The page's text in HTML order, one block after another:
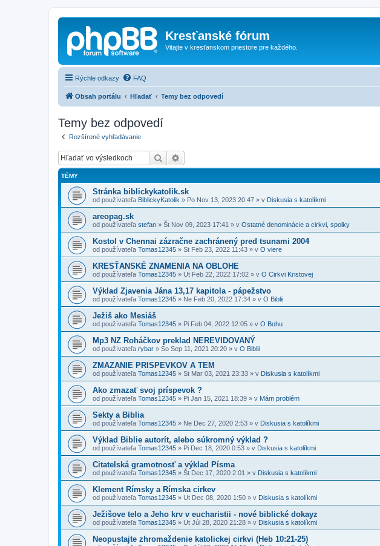
Kresťanské fórum
Vitajte v kresťanskom priestore pre každého.
Rýchle odkazy FAQ
Obsah portálu Hľadať Temy bez odpovedí
Temy bez odpovedí
Rozšírené vyhľadávanie
Hľadať
TÉMY
Stránka biblickykatolik.sk
od používateľa BiblickyKatolik » Po Nov 13, 2023 20:47 » v Diskusia s katolíkmi
areopag.sk
od používateľa stefan » Št Nov 09, 2023 17:41 » v Ostatné denominácie a cirkvi, spolky
Kostol v Chennai zázračne zachránený pred tsunami 2004
od používateľa Tomas12345 » St Feb 23, 2022 11:43 » v O viere
KRESŤANSKÉ ZNAMENIA NA OBLOHE
od používateľa Tomas12345 » Ut Feb 22, 2022 17:02 » v O Cirkvi Kristovej
Výklad Zjavenia Jána 13,17 kapitola - pápežstvo
od používateľa Tomas12345 » Ne Feb 20, 2022 17:34 » v O Biblii
Ježiš ako Mesiáš
od používateľa Tomas12345 » Pi Feb 04, 2022 12:05 » v O Bohu
Mp3 NZ Roháčkov preklad NEREVIDOVANÝ
od používateľa rybar » So Sep 11, 2021 20:20 » v O Biblii
ZMAZANIE PRISPEVKOV A TEM
od používateľa Tomas12345 » St Mar 03, 2021 23:33 » v Diskusia s katolíkmi
Ako zmazať svoj príspevok ?
od používateľa Tomas12345 » Pi Jan 15, 2021 18:39 » v Mám problém
Sekty a Biblia
od používateľa Tomas12345 » Ne Dec 27, 2020 2:53 » v Diskusia s katolíkmi
Výklad Biblie autorít, alebo súkromný výklad ?
od používateľa Tomas12345 » Pi Dec 18, 2020 0:53 » v Diskusia s katolíkmi
Citatelská gramotnosť a výklad Písma
od používateľa Tomas12345 » Št Dec 17, 2020 2:01 » v Diskusia s katolíkmi
Klement Rímsky a Rímska cirkev
od používateľa Tomas12345 » Ut Dec 08, 2020 1:50 » v Diskusia s katolíkmi
Ježišove telo a Jeho krv v eucharistii - nové biblické dokayz
od používateľa Tomas12345 » Ut Júl 28, 2020 21:28 » v Diskusia s katolíkmi
Neopustajte zhromaždenie katolickej cirkvi (Heb 10:21-25)